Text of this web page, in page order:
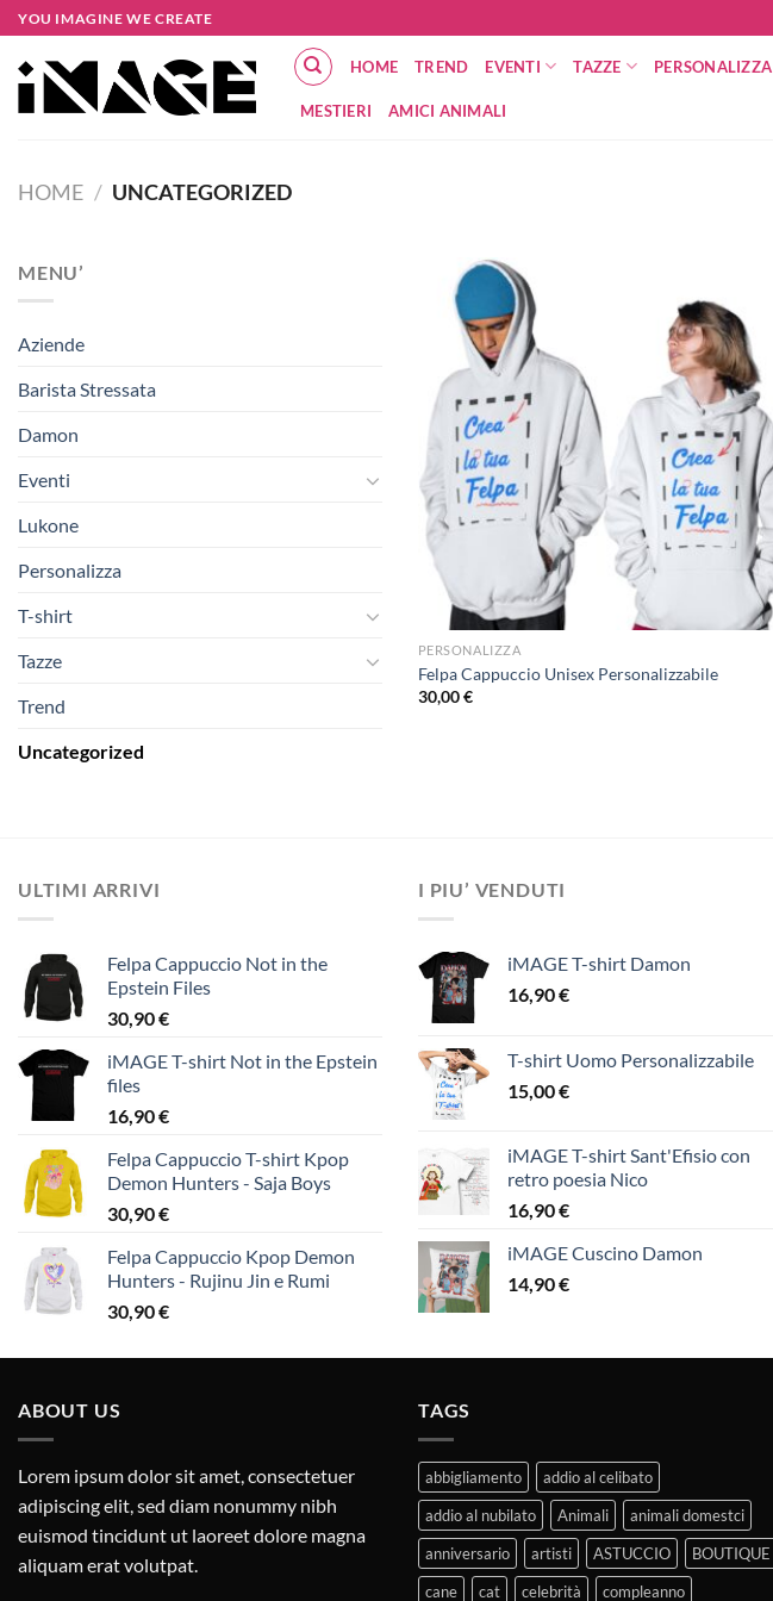
Salta
ai
contenuti
YOU IMAGINE WE CREATE
HOME TREND EVENTI TAZZE PERSONALIZZA
MESTIERI AMICI ANIMALI
HOME / UNCATEGORIZED
MENU’
Aziende
Barista Stressata
Damon
Eventi
Lukone
Personalizza
T-shirt
Tazze
Trend
Uncategorized
PERSONALIZZA
Felpa Cappuccio Unisex Personalizzabile
30,00€
ULTIMI ARRIVI
Felpa Cappuccio Not in the
Epstein Files
30,90€
iMAGE T-shirt Not in the Epstein
files
16,90€
Felpa Cappuccio T-shirt Kpop
Demon Hunters - Saja Boys
30,90€
Felpa Cappuccio Kpop Demon
Hunters - Rujinu Jin e Rumi
30,90€
I PIU’ VENDUTI
iMAGE T-shirt Damon
16,90€
T-shirt Uomo Personalizzabile
15,00€
iMAGE T-shirt Sant'Efisio con
retro poesia Nico
16,90€
iMAGE Cuscino Damon
14,90€
ABOUT US
Lorem ipsum dolor sit amet, consectetuer
adipiscing elit, sed diam nonummy nibh
euismod tincidunt ut laoreet dolore magna
aliquam erat volutpat.
TAGS
abbigliamento
addio al celibato
addio al nubilato
Animali
animali domestci
anniversario
artisti ASTUCCIO
BOUTIQUE
cane
cat celebrità compleanno